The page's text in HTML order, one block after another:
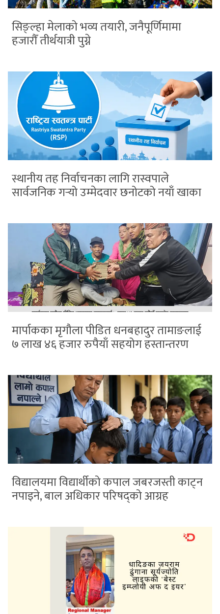
सिङ्ल्हा मेलाको भव्य तयारी, जनैपूर्णिमामा
हजारौँ तीर्थयात्री पुग्ने
स्थानीय तह निर्वाचनका लागि रास्वपाले
सार्वजनिक गर्‍यो उम्मेदवार छनोटको नयाँ खाका
मार्पाकका मृगौला पीडित धनबहादुर तामाङलाई
७ लाख ४६ हजार रुपैयाँ सहयोग हस्तान्तरण
विद्यालयमा विद्यार्थीको कपाल जबरजस्ती काट्न
नपाइने, बाल अधिकार परिषद्को आग्रह